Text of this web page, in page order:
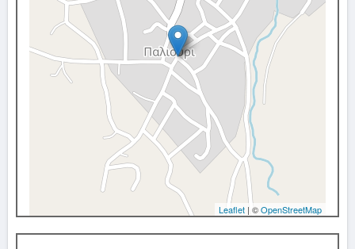
Leaflet | ©OpenStreetMap